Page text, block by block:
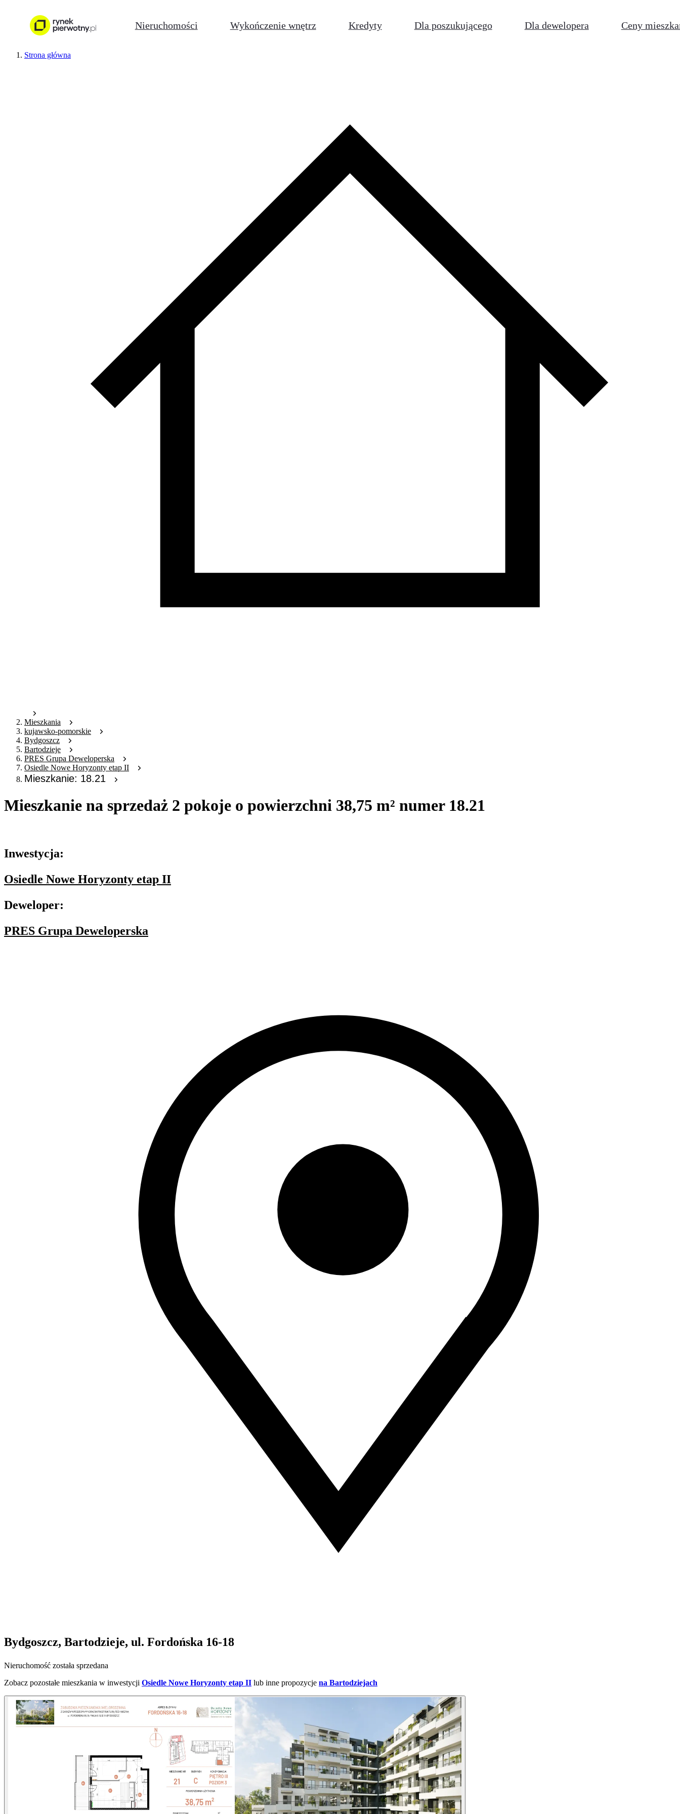
Nieruchomości Wykończenie wnętrz Kredyty Dla poszukującego Dla dewelopera Ceny
Strona główna
Mieszkania
kujawsko-pomorskie
Bydgoszcz
Bartodzieje
PRES Grupa Deweloperska
Osiedle Nowe Horyzonty etap II
Mieszkanie: 18.21
Mieszkanie na sprzedaż 2 pokoje o powierzchni 38,75 m² numer 18.21
Inwestycja:
Osiedle Nowe Horyzonty etap II
Deweloper:
PRES Grupa Deweloperska
Bydgoszcz, Bartodzieje, ul. Fordońska 16-18
Nieruchomość została sprzedana
Zobacz pozostałe mieszkania w inwestycji Osiedle Nowe Horyzonty etap II lub inne propozycje na Bartodziejach